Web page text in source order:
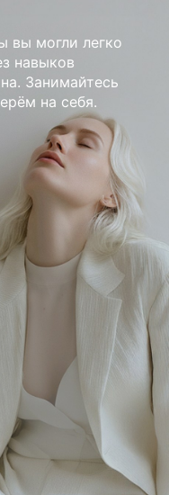
вы могли легко
навыков
Занимайтесь
на себя.